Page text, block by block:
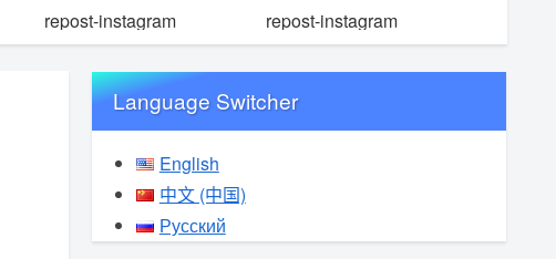
repost-instagram repost-instagram
Language Switcher
English
中文 (中国)
Русский